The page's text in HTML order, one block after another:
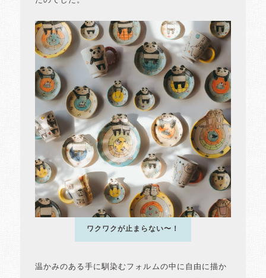
ワクワクが止まらない〜！
温かみのある手に馴染むフォルムの中に自由に描か